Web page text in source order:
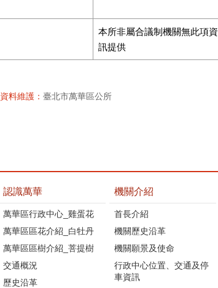
本所非屬合議制機關無此項資
訊提供
資料維護： 臺北市萬華區公所
認識萬華
萬華區行政中心_雞蛋花
萬華區區花介紹_白牡丹
萬華區區樹介紹_菩提樹
交通概況
歷史沿革
機關介紹
首長介紹
機關歷史沿革
機關願景及使命
行政中心位置、交通及停
車資訊